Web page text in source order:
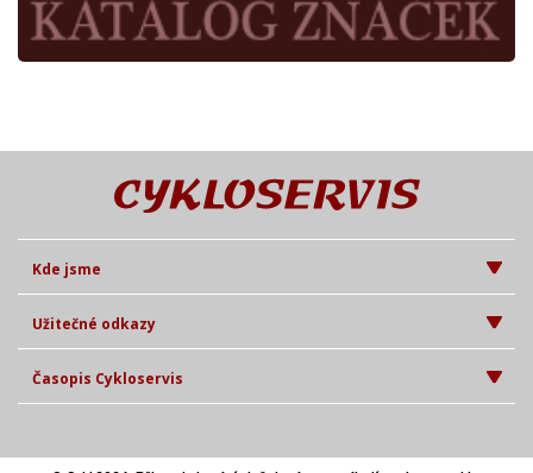
Kde jsme
Užitečné odkazy
Časopis Cykloservis